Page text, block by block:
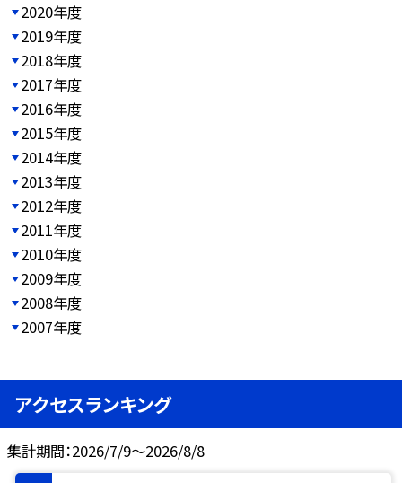
2020年度
2019年度
2018年度
2017年度
2016年度
2015年度
2014年度
2013年度
2012年度
2011年度
2010年度
2009年度
2008年度
2007年度
アクセスランキング
集計期間：2026/7/9～2026/8/8